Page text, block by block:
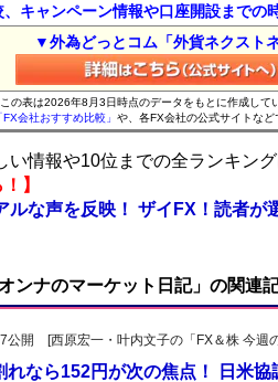
キャンペーン情報や口座開設までの
▼外為どっとコム「外貨ネクスト
の表は2026年8月3日時点のデータをもとに作成して
FX会社おすすめ比較」 や、各FX会社の公式サイトな
情報や10位までの全ランキン
】
ルな声を反映！ ザイFX！読者が
ンナのマーケット日記」の関連
公開 [西原宏一・叶内文子の「FX＆株 今週
れなら152円が次の焦点！ 日米協